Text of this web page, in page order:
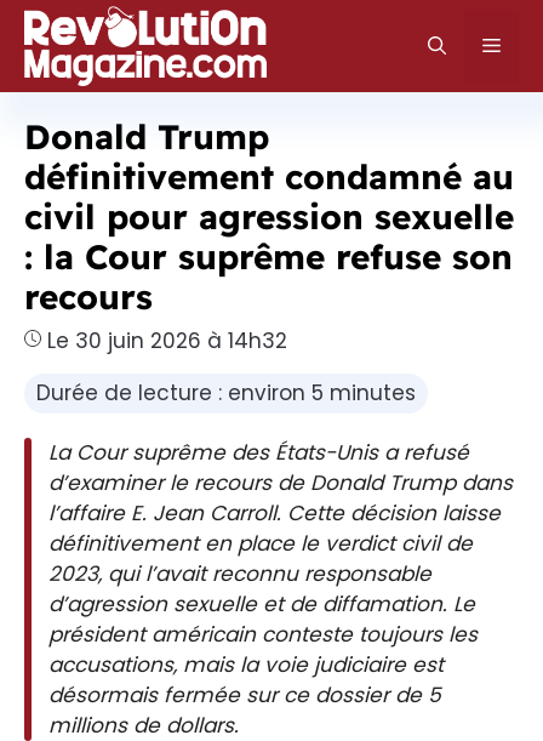
Aller
au
contenu
Donald Trump
définitivement condamné au
civil pour agression sexuelle
: la Cour suprême refuse son
recours
Le 30 juin 2026 à 14h32
Durée de lecture : environ 5 minutes
La Cour suprême des États-Unis a refusé
d’examiner le recours de Donald Trump dans
l’affaire E. Jean Carroll. Cette décision laisse
définitivement en place le verdict civil de
2023, qui l’avait reconnu responsable
d’agression sexuelle et de diffamation. Le
président américain conteste toujours les
accusations, mais la voie judiciaire est
désormais fermée sur ce dossier de 5
millions de dollars.